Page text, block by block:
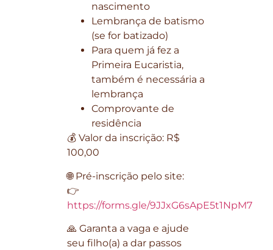
nascimento
Lembrança de batismo
(se for batizado)
Para quem já fez a
Primeira Eucaristia,
também é necessária a
lembrança
Comprovante de
residência
💰 Valor da inscrição: R$
100,00
🌐 Pré-inscrição pelo site:
👉
https://forms.gle/9JJxG6sApE5t1NpM7
🙏 Garanta a vaga e ajude
seu filho(a) a dar passos